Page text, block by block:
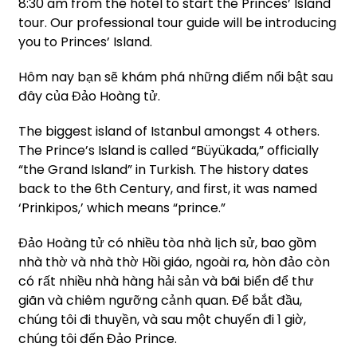
tour. Our professional tour guide will be introducing
you to Princes’ Island.
Hôm nay bạn sẽ khám phá những điểm nổi bật sau
đây của Đảo Hoàng tử.
The biggest island of Istanbul amongst 4 others.
The Prince’s Island is called “Büyükada,” officially
“the Grand Island” in Turkish. The history dates
back to the 6th Century, and first, it was named
‘Prinkipos,’ which means “prince.”
Đảo Hoàng tử có nhiều tòa nhà lịch sử, bao gồm
nhà thờ và nhà thờ Hồi giáo, ngoài ra, hòn đảo còn
có rất nhiều nhà hàng hải sản và bãi biển để thư
giãn và chiêm ngưỡng cảnh quan. Để bắt đầu,
chúng tôi đi thuyền, và sau một chuyến đi 1 giờ,
chúng tôi đến Đảo Prince.